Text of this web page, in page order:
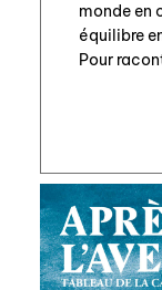
monde en
équilibre
Pour